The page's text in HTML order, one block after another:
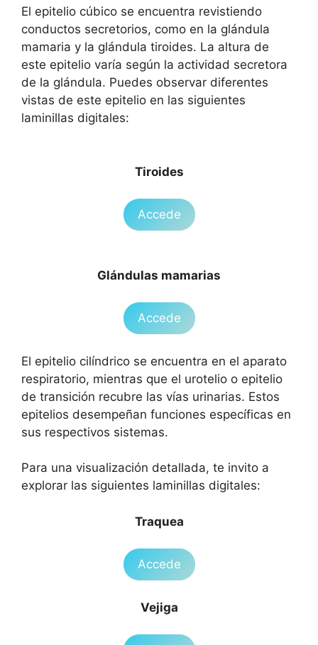
El epitelio cúbico se encuentra revistiendo
conductos secretorios, como en la glándula
mamaria y la glándula tiroides. La altura de
este epitelio varía según la actividad secretora
de la glándula. Puedes observar diferentes
vistas de este epitelio en las siguientes
laminillas digitales:
Tiroides
Accede
Glándulas mamarias
Accede
El epitelio cilíndrico se encuentra en el aparato
respiratorio, mientras que el urotelio o epitelio
de transición recubre las vías urinarias. Estos
epitelios desempeñan funciones específicas en
sus respectivos sistemas.
Para una visualización detallada, te invito a
explorar las siguientes laminillas digitales:
Traquea
Accede
Vejiga